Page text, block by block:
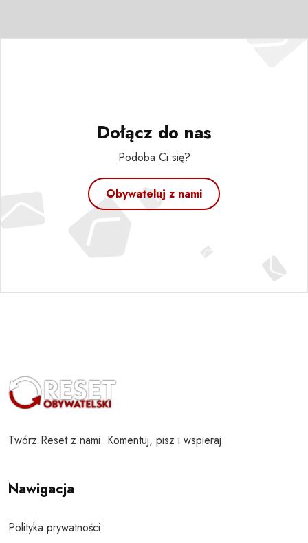
Dołącz do nas
Podoba Ci się?
Obywateluj z nami
Twórz Reset z nami. Komentuj, pisz i wspieraj
Nawigacja
Polityka prywatności